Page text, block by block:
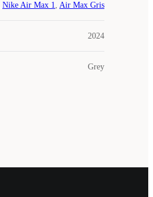
Nike Air Max 1, Air Max Gris
2024
Grey